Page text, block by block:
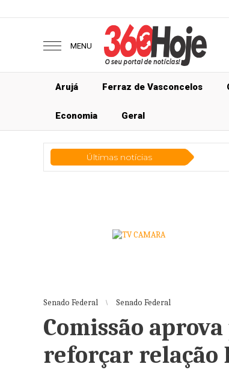
MENU
Arujá Ferraz de Vasconcelos
Economia Geral
Últimas notícias
Senado Federal Senado Federal
Comissão
reforçar relação